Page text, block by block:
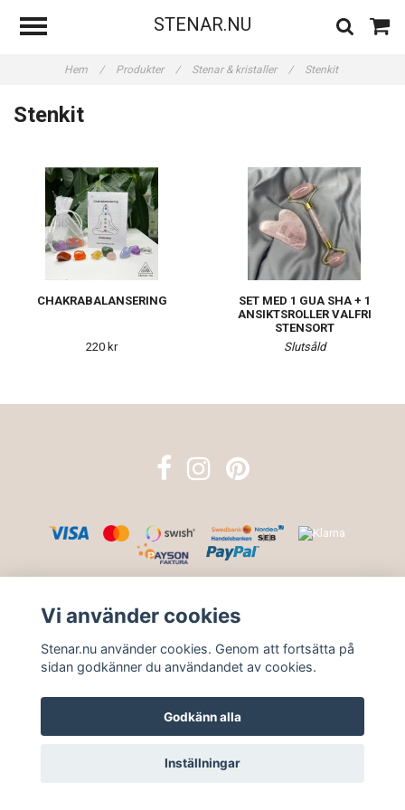
STENAR.NU
Hem / Produkter / Stenar & kristaller / Stenkit
Stenkit
CHAKRABALANSERING
220 kr
SET MED 1 GUA SHA + 1
ANSIKTSROLLER VALFRI
STENSORT
Slutsåld
Powered by Quickbutik
Vi använder cookies
Stenar.nu använder cookies. Genom att fortsätta på
sidan godkänner du användandet av cookies.
Godkänn alla
Inställningar